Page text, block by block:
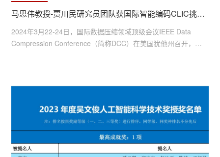
马思伟教授-贾川民研究员团队获国际智能编码CLIC挑战赛视频赛道冠军
2024年3月22-24日，国际数据压缩领域顶级会议IEEE Data
Compression Conference（简称DCC）在美国犹他州召开，会
技术和混合编码框架的思路，采用...